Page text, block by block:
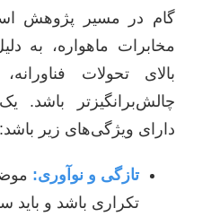
گام در مسیر پژوهش
مخابرات ماهواره، به
بالای تحولات
چالش‌برانگیزتر باشد.
دارای ویژگی‌های زیر باشد:
تازگی و نوآوری:
تکراری باشد و باید